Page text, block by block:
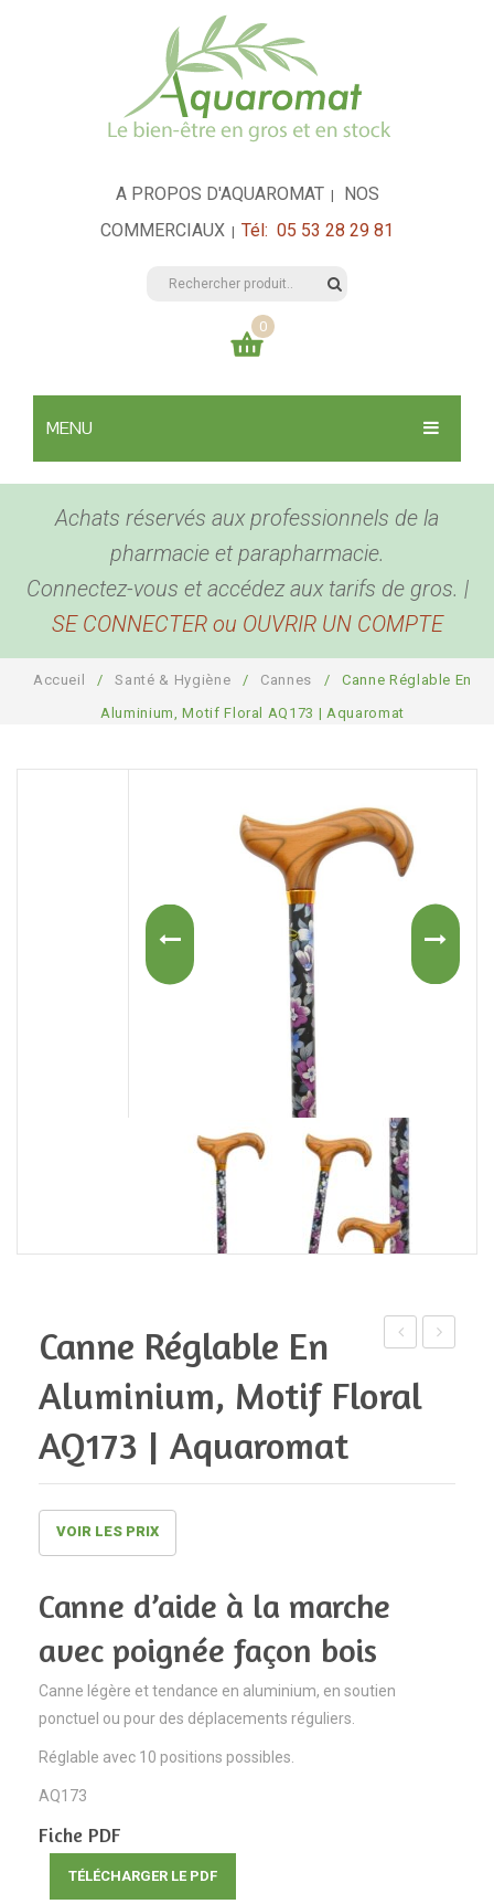
A PROPOS D'AQUAROMAT | NOS
COMMERCIAUX | Tél: 05 53 28 29 81
MENU
SANTÉ & HYGIÈNE
Hygiène buccale et oreilles
Biométrie
Piluliers
Produits de beauté
Coutellerie
Sport, détente et sommeil
BÉBÉ & MAMAN
Pour bébé
ACCESSOIRES
Garde-ordonnances et porte cartes
COMPTE PRO
0
Votre panier est vide
TOTAL: 0,00€
Achats réservés aux professionnels de la
pharmacie et parapharmacie.
Connectez-vous et accédez aux tarifs de gros. |
SE CONNECTER ou OUVRIR UN COMPTE
Accueil / Santé & Hygiène / Cannes /
Canne Réglable En
Aluminium, Motif Floral AQ173 | Aquaromat
Fêtes”,
décors
pièces
motif
Canne Réglable En
Aluminium, Motif Floral
AQ173 | Aquaromat
VOIR LES PRIX
Canne d’aide à la marche
avec poignée façon bois
Canne légère et tendance en aluminium, en soutien
ponctuel ou pour des déplacements réguliers.
Réglable avec 10 positions possibles.
AQ173
Fiche PDF
TÉLÉCHARGER LE PDF